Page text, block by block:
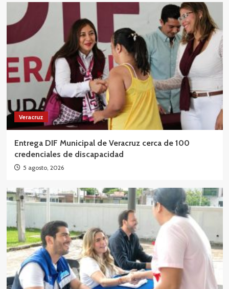
Veracruz
Entrega DIF Municipal de Veracruz cerca de 100
credenciales de discapacidad
5 agosto, 2026